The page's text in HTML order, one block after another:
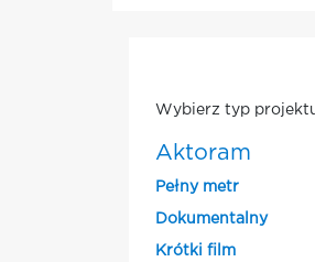
Wybierz typ
Aktoram
Pełny metr
Dokumentalny
Krótki film